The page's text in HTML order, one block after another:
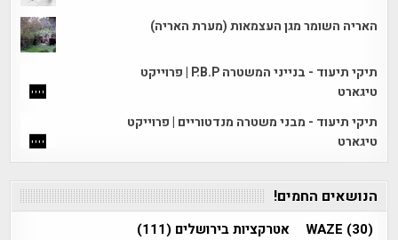
האריה השומר מגן העצמאות (מערת האריה)
תיקי תיעוד - בנייני המשטרה P.B.P | פרוייקט
טיגארט
תיקי תיעוד - מבני משטרה מנדטוריים | פרוייקט
טיגארט
הנושאים החמים!
WAZE (30) אטרקציות בירושלים (111)